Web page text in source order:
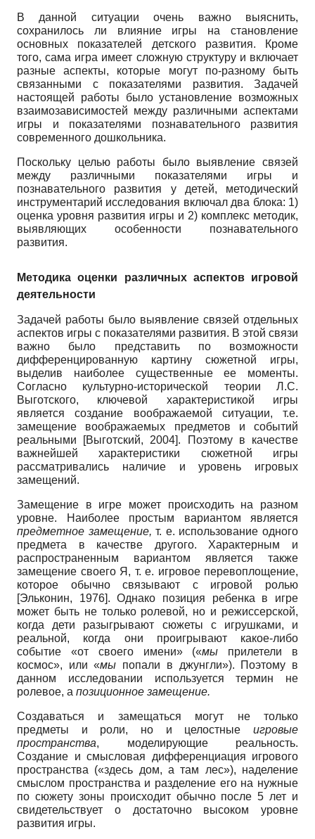
В данной ситуации очень важно выяснить,
сохранилось ли влияние игры на становление
основных показателей детского развития. Кроме
того, сама игра имеет сложную структуру и включает
разные аспекты, которые могут по-разному быть
связанными с показателями развития. Задачей
настоящей работы было установление возможных
взаимозависимостей между различными аспектами
игры и показателями познавательного развития
современного дошкольника.
Поскольку целью работы было выявление связей
между различными показателями игры и
познавательного развития у детей, методический
инструментарий исследования включал два блока: 1)
оценка уровня развития игры и 2) комплекс методик,
выявляющих особенности познавательного
развития.
Методика оценки различных аспектов игровой
деятельности
Задачей работы было выявление связей отдельных
аспектов игры с показателями развития. В этой связи
важно было представить по возможности
дифференцированную картину сюжетной игры,
выделив наиболее существенные ее моменты.
Согласно культурно-исторической теории Л.С.
Выготского, ключевой характеристикой игры
является создание воображаемой ситуации, т.е.
замещение воображаемых предметов и событий
реальными
[Выготский, 2004].
Поэтому в качестве
важнейшей характеристики сюжетной игры
рассматривались наличие и уровень игровых
замещений.
Замещение в игре может происходить на разном
уровне. Наиболее простым вариантом является
предметное замещение, т. е. использование одного
предмета в качестве другого. Характерным и
распространенным вариантом является также
замещение своего Я, т. е. игровое перевоплощение,
которое обычно связывают с игровой ролью
[Эльконин, 1976].Однако позиция ребенка в игре
может быть не только ролевой, но и режиссерской,
когда дети разыгрывают сюжеты с игрушками, и
реальной, когда они проигрывают какое-либо
событие «от своего имени» («мы прилетели в
космос», или «мы попали в джунгли»). Поэтому в
данном исследовании используется термин не
ролевое, а позиционное замещение.
Создаваться и замещаться могут не только
предметы и роли, но и целостные игровые
пространства, моделирующие реальность.
Создание и смысловая дифференциация игрового
пространства («здесь дом, а там лес»), наделение
смыслом пространства и разделение его на нужные
по сюжету зоны происходит обычно после5 лет и
свидетельствует о достаточно высоком уровне
развития игры.